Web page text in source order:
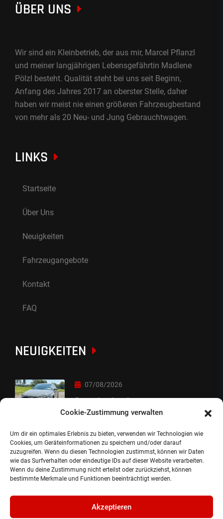
Cookie-Zustimmung verwalten
Um dir ein optimales Erlebnis zu bieten, verwenden wir Technologien wie
Cookies, um Geräteinformationen zu speichern und/oder darauf
zuzugreifen. Wenn du diesen Technologien zustimmst, können wir Daten
wie das Surfverhalten oder eindeutige IDs auf dieser Website verarbeiten.
Wenn du deine Zustimmung nicht erteilst oder zurückziehst, können
bestimmte Merkmale und Funktionen beeinträchtigt werden.
Akzeptieren
ÜBER UNS
Wir sind ein Kleinbetrieb, der aus mir, Marcel Pflanzl
und meiner langjährigen Lebensgefährtin Madlene
Pölzl besteht. Qualität steht bei uns seit Beginn,
Anfang des Jahres 2017 an oberster Stelle, daher
haben wir meist nie einen größeren Fahrzeugbestand
von mehr als 20 Neu- und Jung Gebrauchtwagen.
LINKS
Startseite
Über Uns
Neuigkeiten
Fahrzeugangebote
Kontakt
FAQ
NEUIGKEITEN
07/08/2026
Sorry Leute :-)
06/08/2026
Auslieferung